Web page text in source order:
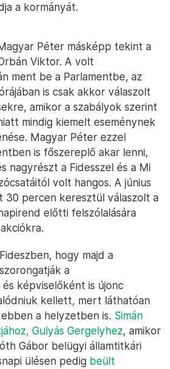
a kormányát.
Péter másképp tekint a
Viktor. A volt
ment be a Parlamentbe, az
is csak akkor válaszolt
amikor a szabályok szerint
mindig kiemelt eseménynek
Magyar Péter ezzel
is főszereplő akar lenni,
nagyrészt a Fidesszel és a Mi
volt hangos. A június
30 percen keresztül válaszolt a
előtti felszólalására
hogy majd a
a
képviselőként is újonc
kellett, mert láthatóan
a helyzetben is. Simán
Gulyás Gergelyhez, amikor
Gábor belügyi államtitkári
ülésen pedig beült